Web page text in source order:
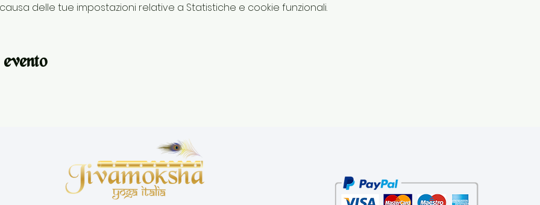
delle tue impostazioni relative a Statistiche e cookie funzionali.